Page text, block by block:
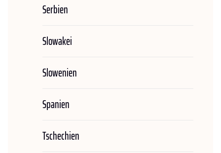
Serbien
Slowakei
Slowenien
Spanien
Tschechien